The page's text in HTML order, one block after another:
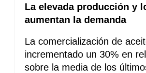
La elevada producción y
aumentan la demanda
La comercialización de
incrementado un 30% en
sobre la media de los